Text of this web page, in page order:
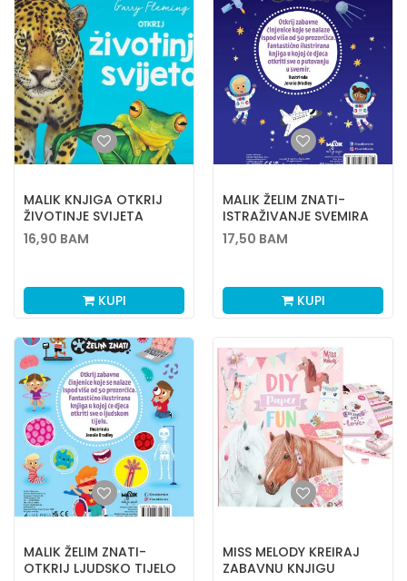
MALIK KNJIGA OTKRIJ
ŽIVOTINJE SVIJETA
16,90 BAM
KUPI
MALIK ŽELIM ZNATI-
ISTRAŽIVANJE SVEMIRA
17,50 BAM
KUPI
MALIK ŽELIM ZNATI-
OTKRIJ LJUDSKO TIJELO
MISS MELODY KREIRAJ
ZABAVNU KNJIGU